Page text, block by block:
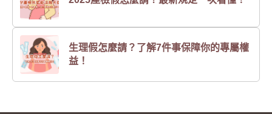
生理假怎麼請？了解7件事保障你的專屬權
益！